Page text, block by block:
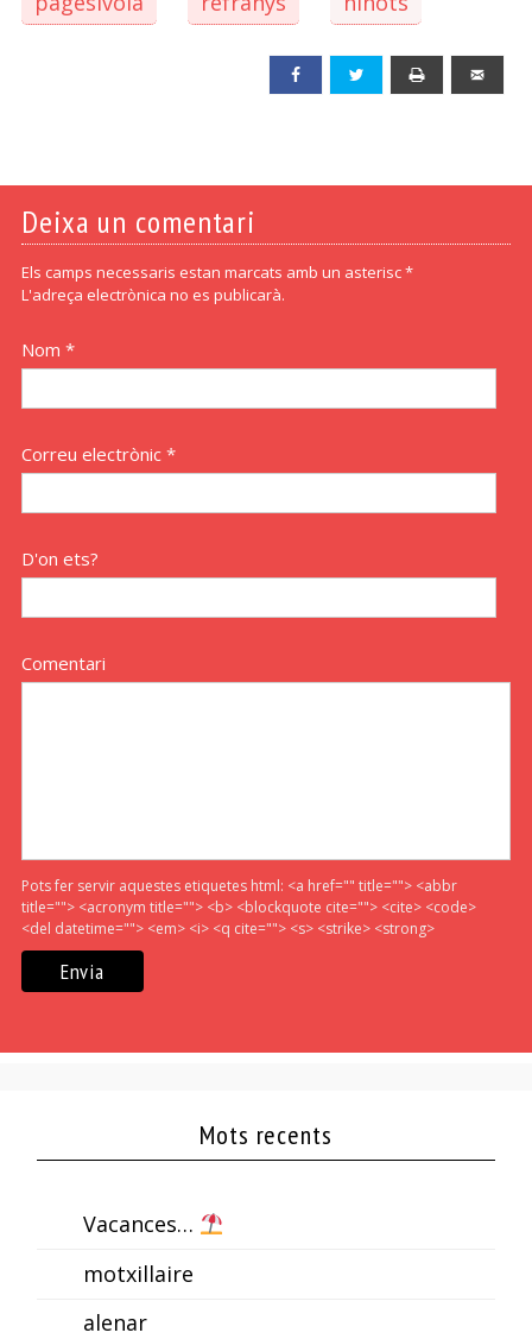
Facebook Twitter
Deixa un comentari
Els camps necessaris estan marcats amb un asterisc *
L'adreça electrònica no es publicarà.
Nom *
Correu electrònic *
D'on ets?
Comentari
Pots fer servir aquestes etiquetes html: <a href="" title=""> <abbr
title=""> <acronym title=""> <b> <blockquote cite=""> <cite> <code>
<del datetime=""> <em> <i> <q cite=""> <s> <strike> <strong>
Mots recents
Vacances…
motxillaire
alenar